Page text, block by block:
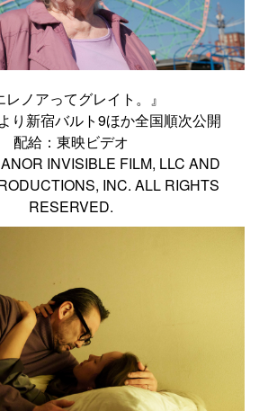
レノアってグレイト。』
り新宿バルト9ほか全国順次公開
配給：東映ビデオ
INVISIBLE FILM, LLC AND
INC. ALL RIGHTS
RESERVED.